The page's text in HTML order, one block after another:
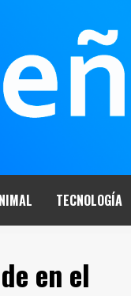
TECNOLOGÍA
en el